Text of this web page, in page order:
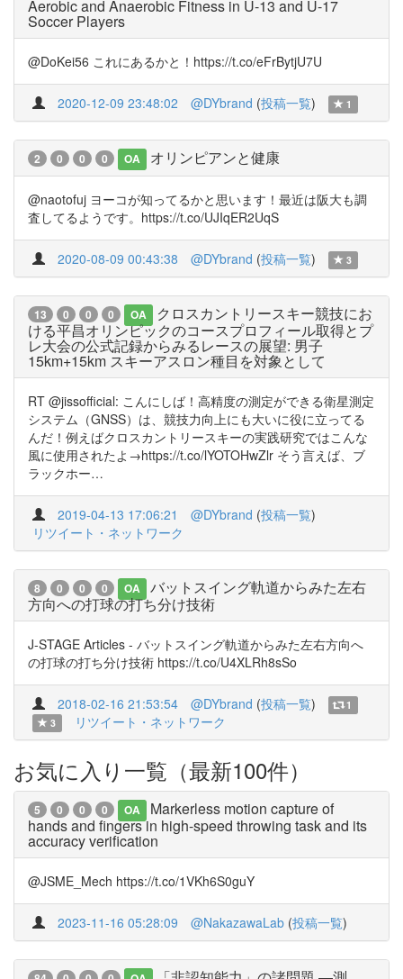
Aerobic and Anaerobic Fitness in U-13 and U-17
Soccer Players
@DoKei56 これにあるかと！https://t.co/eFrBytjU7U
2020-12-09 23:48:02 @DYbrand (投稿一覧) 1
2 0 0 0 OA オリンピアンと健康
@naotofuj ヨーコが知ってるかと思います！最近は阪大も調
査してるようです。https://t.co/UJIqER2UqS
2020-08-09 00:43:38 @DYbrand (投稿一覧) 3
13 0 0 0 OA
クロスカントリースキー競技にお
ける平昌オリンピックのコースプロフィール取得とプ
レ大会の公式記録からみるレースの展望: 男子
15km+15km スキーアスロン種目を対象として
RT @jissofficial: こんにしば！高精度の測定ができる衛星測定
システム（GNSS）は、競技力向上にも大いに役に立ってる
んだ！例えばクロスカントリースキーの実践研究ではこんな
風に使用されたよ→https://t.co/lYOTOHwZlr そう言えば、ブ
ラックホー…
2019-04-13 17:06:21 @DYbrand (投稿一覧)
リツイート・ネットワーク
8 0 0 0 OA
バットスイング軌道からみた左右
方向への打球の打ち分け技術
J-STAGE Articles - バットスイング軌道からみた左右方向へ
の打球の打ち分け技術 https://t.co/U4XLRh8sSo
2018-02-16 21:53:54 @DYbrand (投稿一覧)
1
3
リツイート・ネットワーク
お気に入り一覧（最新100件）
5 0 0 0 OA
Markerless motion capture of
hands and fingers in high-speed throwing task and its
accuracy verification
@JSME_Mech https://t.co/1VKh6S0guY
2023-11-16 05:28:09 @NakazawaLab (投稿一覧)